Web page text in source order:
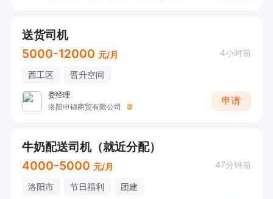
送货司机
5000-12000 元/月 4小时前
西工区 晋升空间
娄经理
洛阳申锦商贸有限公司
申请
牛奶配送司机（就近分配）
4000-5000 元/月 47分钟前
洛阳市 节日福利 团建